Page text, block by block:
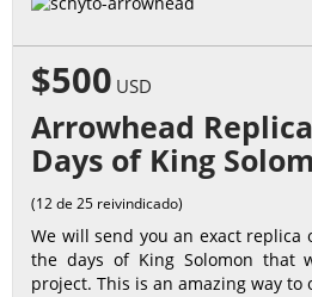
$500 USD
Arrowhead
Days of King
(12 de 25 reivindicado)
We will send you an exact
the days of King Solomon that
project. This is an amazing way to